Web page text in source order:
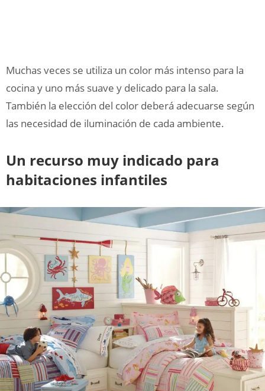
Muchas veces se utiliza un color más intenso para la
cocina y uno más suave y delicado para la sala.
También la elección del color deberá adecuarse según
las necesidad de iluminación de cada ambiente.
Un recurso muy indicado para
habitaciones infantiles